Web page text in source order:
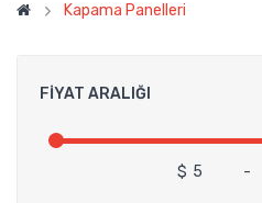
Kapama Panelleri
FIYAT ARALIĞI
$ -